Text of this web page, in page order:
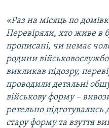
«Раз на місяць по
Перевіряли, хто живе в
прописані, чи немає
родини
викликав підозру,
проводили детальні
військову форму –
ретельно підготувались
стару форму та взуття